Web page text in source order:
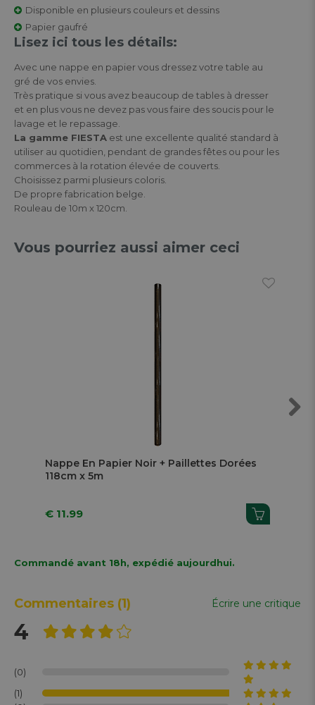
Disponible en plusieurs couleurs et dessins
Papier gaufré
Lisez ici tous les détails:
Avec une nappe en papier vous dressez votre table au
gré de vos envies.
Très pratique si vous avez beaucoup de tables à dresser
et en plus vous ne devez pas vous faire des soucis pour le
lavage et le repassage.
La gamme FIESTA est une excellente qualité standard à
utiliser au quotidien, pendant de grandes fêtes ou pour les
commerces à la rotation élevée de couverts.
Choisissez parmi plusieurs coloris.
De propre fabrication belge.
Rouleau de 10m x 120cm.
Vous pourriez aussi aimer ceci
Nappe En Papier Noir + Paillettes Dorées
118cm x 5m
€ 11.99
Commandé avant 18h, expédié aujourdhui.
Commentaires (1) Écrire une critique
4
(0)
(1)